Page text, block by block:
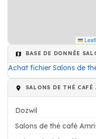
BASE DE DONNÉE
Achat fichier Salons de
SALONS DE THÉ
Dozwil
Salons de thé café